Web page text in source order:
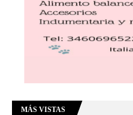
MÁS VISTAS